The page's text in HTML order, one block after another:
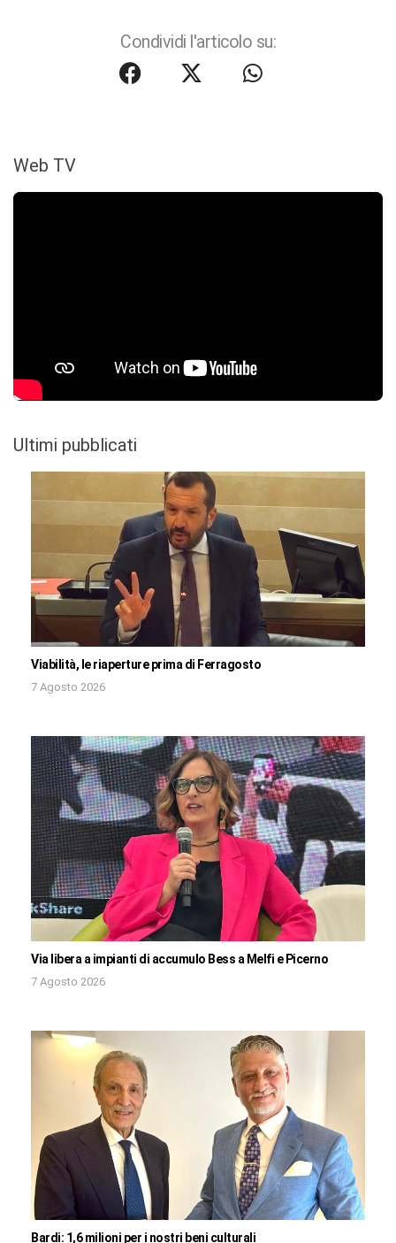
Condividi l'articolo su:
Web TV
Ultimi pubblicati
Viabilità, le riaperture prima di Ferragosto
7 Agosto 2026
Via libera a impianti di accumulo Bess a Melfi e Picerno
7 Agosto 2026
Bardi: 1,6 milioni per i nostri beni culturali